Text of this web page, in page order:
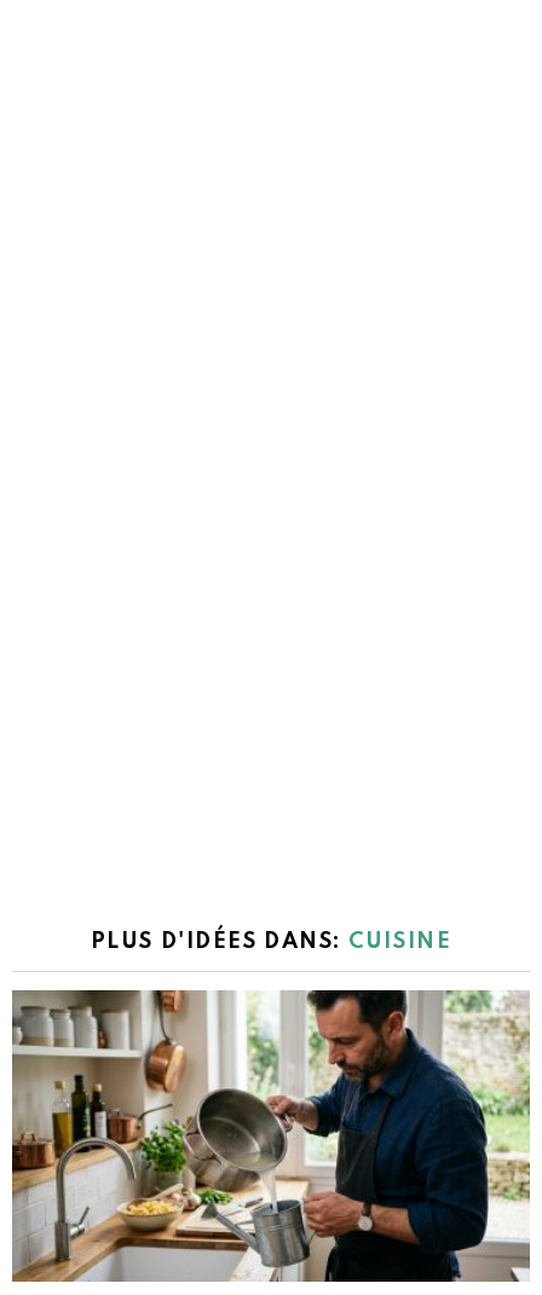
PLUS D'IDÉES DANS: CUISINE